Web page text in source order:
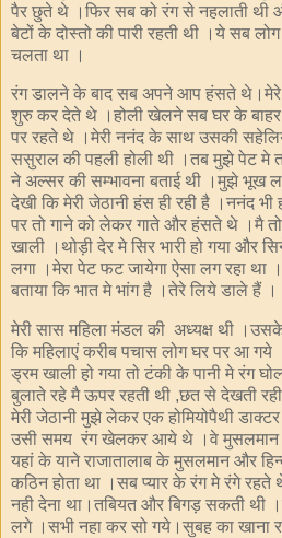
पैर छुते थे ।फिर सब को रंग से नहलाती
बेटों के दोस्तो की पारी रहती थी ।ये सब
चलता था ।
रंग डालने के बाद सब अपने आप हंसते थे।मेरे
शुरु कर देते थे ।होली खेलने सब घर के बाहर
पर रहते थे ।मेरी ननंद के साथ उसकी
ससुराल की पहली होली थी ।तब मुझे पेट मे
ने अल्सर की सम्भावना बताई थी ।मुझे भूख
देखी कि मेरी जेठानी हंस ही रही है ।ननंद भी
पर तो गाने को लेकर गाते और हंसते थे ।मै
खाली ।थोड़ी देर मे सिर भारी हो गया और
लगा ।मेरा पेट फट जायेगा ऐसा लग रहा था
बताया कि भात मे भांग है ।तेरे लिये डाले हैं ।
मेरी सास महिला मंडल की अध्यक्ष थी
कि महिलाएं करीब पचास लोग घर पर आ
ड्रम खाली हो गया तो टंकी के पानी मे रंग
बुलाते रहे मै ऊपर रहती थी ,छत से देखती
मेरी जेठानी मुझे लेकर एक होमियोपैथी
उसी समय रंग खेलकर आये थे ।वे मुसलमान
यहां के याने राजातालाब के मुसलमान और
कठिन होता था ।सब प्यार के रंग मे रंगे
नही देना था।तबियत और बिगड़ सकती
लगे ।सभी नहा कर सो गये।सुबह का खाना